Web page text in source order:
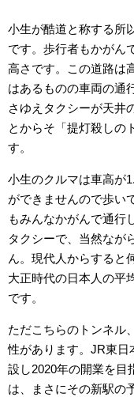
小生が酷道と称する所
です。歩行者もかがん
高さです。この道路は
はあるものの車両の通
さゆえタクシーが天井
とからそ「提灯殺しの
す。
小生のクルマは車高が
ができませんので歩い
もみんなかがんで通行
タクシーで、当然なが
ん。現代人からすると
大正時代の日本人の平
です。
ただこちらのトンネル
性があります。JR東日
設し2020年の開業を目
は、まさにその新駅の